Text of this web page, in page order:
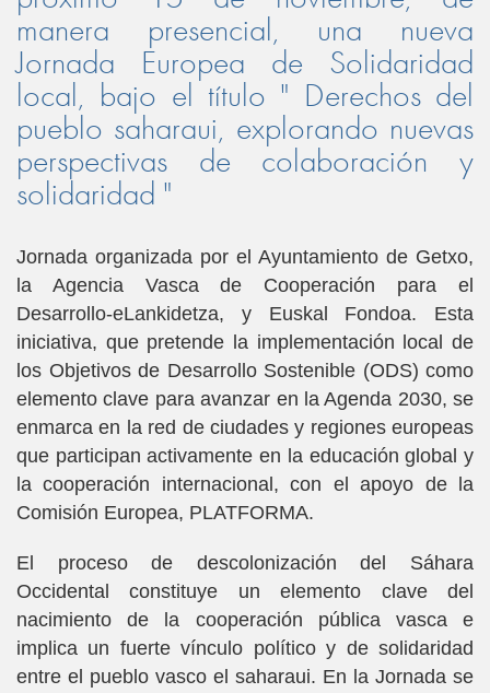
manera presencial, una nueva
Jornada Europea de Solidaridad
local, bajo el título " Derechos del
pueblo saharaui, explorando nuevas
perspectivas de colaboración y
solidaridad "
Jornada organizada por el Ayuntamiento de Getxo,
la Agencia Vasca de Cooperación para el
Desarrollo-eLankidetza, y Euskal Fondoa. Esta
iniciativa, que pretende la implementación local de
los Objetivos de Desarrollo Sostenible (ODS) como
elemento clave para avanzar en la Agenda 2030, se
enmarca en la red de ciudades y regiones europeas
que participan activamente en la educación global y
la cooperación internacional, con el apoyo de la
Comisión Europea, PLATFORMA.
El proceso de descolonización del Sáhara
Occidental constituye un elemento clave del
nacimiento de la cooperación pública vasca e
implica un fuerte vínculo político y de solidaridad
entre el pueblo vasco el saharaui. En la Jornada se